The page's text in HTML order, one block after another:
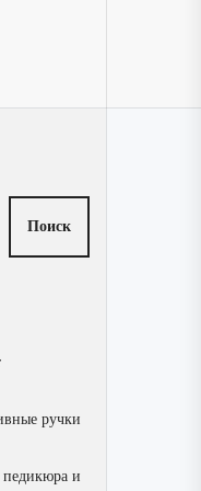
Поиск
ручки
педикюра и